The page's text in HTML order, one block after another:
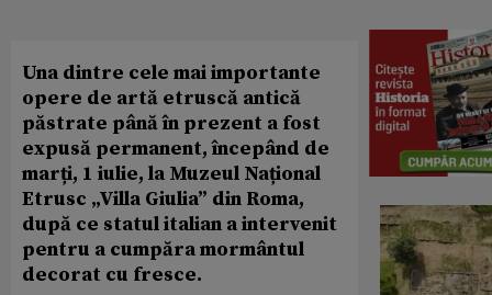
Una dintre cele mai importante
opere de artă etruscă antică
păstrate până în prezent a fost
expusă permanent, începând de
marți, 1 iulie, la Muzeul Național
Etrusc „Villa Giulia” din Roma,
după ce statul italian a intervenit
pentru a cumpăra mormântul
decorat cu fresce.